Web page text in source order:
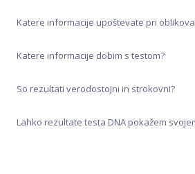
Katere informacije upoštevate pri
Katere informacije dobim s testom?
So rezultati verodostojni in strokovni?
Lahko rezultate testa DNA pokažem